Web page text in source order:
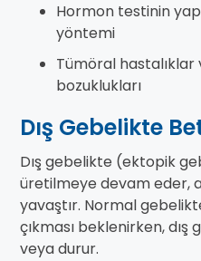
Hormon testinin
yöntemi
Tümöral
bozuklukları
Dış Gebelikte
Dış gebelikte (ektopik
üretilmeye devam eder,
yavaştır. Normal
çıkması beklenirken,
veya durur.